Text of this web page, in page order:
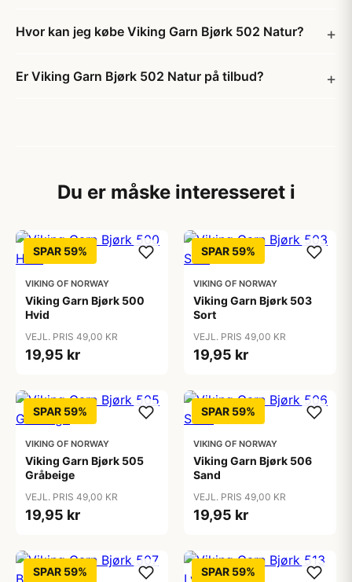
Hvor kan jeg købe Viking Garn Bjørk 502 Natur?
Er Viking Garn Bjørk 502 Natur på tilbud?
Du er måske interesseret i
SPAR 59%
VIKING OF NORWAY
Viking Garn Bjørk 500
Hvid
VEJL. PRIS 49,00 KR
19,95 kr
SPAR 59%
VIKING OF NORWAY
Viking Garn Bjørk 503
Sort
VEJL. PRIS 49,00 KR
19,95 kr
SPAR 59%
VIKING OF NORWAY
Viking Garn Bjørk 505
Gråbeige
VEJL. PRIS 49,00 KR
19,95 kr
SPAR 59%
VIKING OF NORWAY
Viking Garn Bjørk 506
Sand
VEJL. PRIS 49,00 KR
19,95 kr
SPAR 59% SPAR 59%